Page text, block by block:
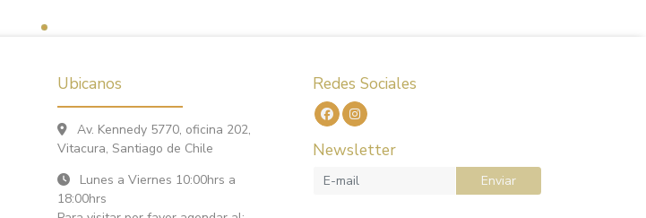
Ubicanos
Av. Kennedy 5770, oficina 202,
Vitacura, Santiago de Chile
Lunes a Viernes 10:00hrs a
18:00hrs
Redes Sociales
Newsletter
Enviar